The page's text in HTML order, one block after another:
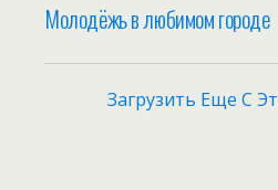
Молодёжь в любимом городе
Загрузить Еще С